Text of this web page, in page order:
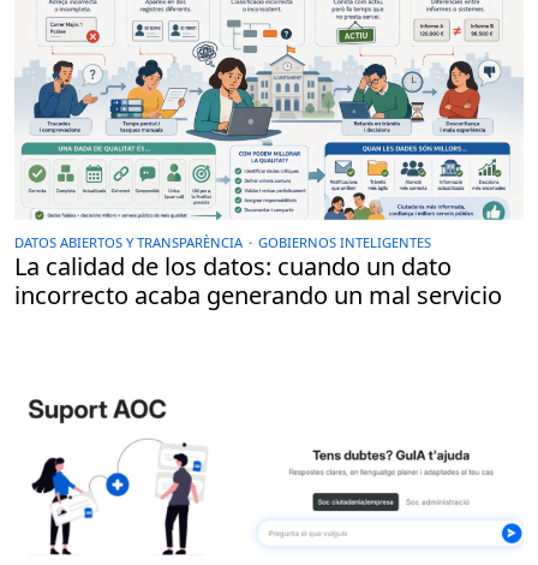
DATOS ABIERTOS Y TRANSPARÈNCIA · GOBIERNOS INTELIGENTES
La calidad de los datos: cuando un dato
incorrecto acaba generando un mal servicio